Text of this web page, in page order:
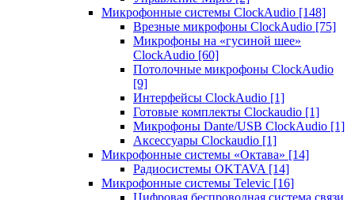
Микрофонные системы ClockAudio [148]
Врезные микрофоны ClockAudio [75]
Микрофоны на «гусиной шее»
ClockAudio [60]
Потолочные микрофоны ClockAudio
[9]
Интерфейсы ClockAudio [1]
Готовые комплекты Clockaudio [1]
Микрофоны Dante/USB ClockAudio [1]
Аксессуары Clockaudio [1]
Микрофонные системы «Октава» [14]
Радиосистемы OKTAVA [14]
Микрофонные системы Televic [16]
Цифровая беспроводная система связи